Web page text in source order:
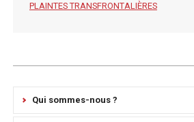
PLAINTES TRANSFRONTALIÈRES
Qui sommes-nous ?